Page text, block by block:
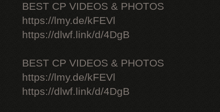
BEST CP VIDEOS & PHOTOS
https://lmy.de/kFEVl
https://dlwf.link/d/4DgB
BEST CP VIDEOS & PHOTOS
https://lmy.de/kFEVl
https://dlwf.link/d/4DgB